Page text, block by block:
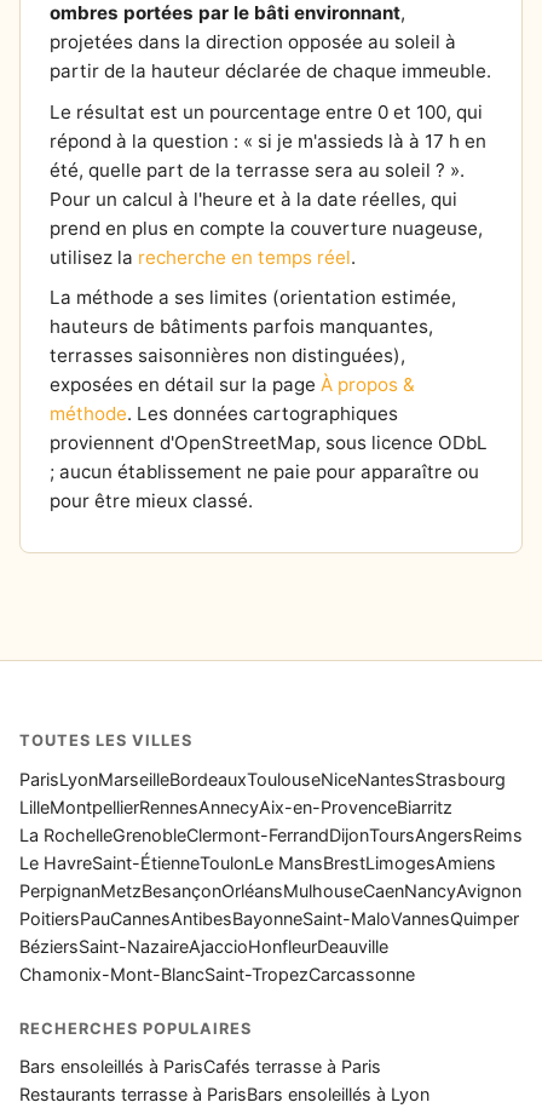
ombres portées par le bâti environnant,
projetées dans la direction opposée au soleil à
partir de la hauteur déclarée de chaque immeuble.
Le résultat est un pourcentage entre 0 et 100, qui
répond à la question : « si je m'assieds là à 17 h en
été, quelle part de la terrasse sera au soleil ? ».
Pour un calcul à l'heure et à la date réelles, qui
prend en plus en compte la couverture nuageuse,
utilisez la recherche en temps réel.
La méthode a ses limites (orientation estimée,
hauteurs de bâtiments parfois manquantes,
terrasses saisonnières non distinguées),
exposées en détail sur la page À propos &
méthode. Les données cartographiques
proviennent d'OpenStreetMap, sous licence ODbL
; aucun établissement ne paie pour apparaître ou
pour être mieux classé.
TOUTES LES VILLES
ParisLyonMarseilleBordeauxToulouseNiceNantesStrasbourg
LilleMontpellierRennesAnnecyAix-en-ProvenceBiarritz
La RochelleGrenobleClermont-FerrandDijonToursAngersReims
Le HavreSaint-ÉtienneToulonLe MansBrestLimogesAmiens
PerpignanMetzBesançonOrléansMulhouseCaenNancyAvignon
PoitiersPauCannesAntibesBayonneSaint-MaloVannesQuimper
BéziersSaint-NazaireAjaccioHonfleurDeauville
Chamonix-Mont-BlancSaint-TropezCarcassonne
RECHERCHES POPULAIRES
Bars ensoleillés à ParisCafés terrasse à Paris
Restaurants terrasse à ParisBars ensoleillés à Lyon